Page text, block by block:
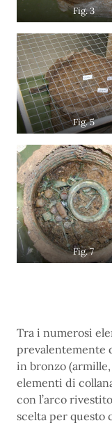
Fig. 3
Fig. 5
Fig. 7
Tra i numerosi
prevalentemente
in bronzo
elementi di
con l’arco
scelta per questo